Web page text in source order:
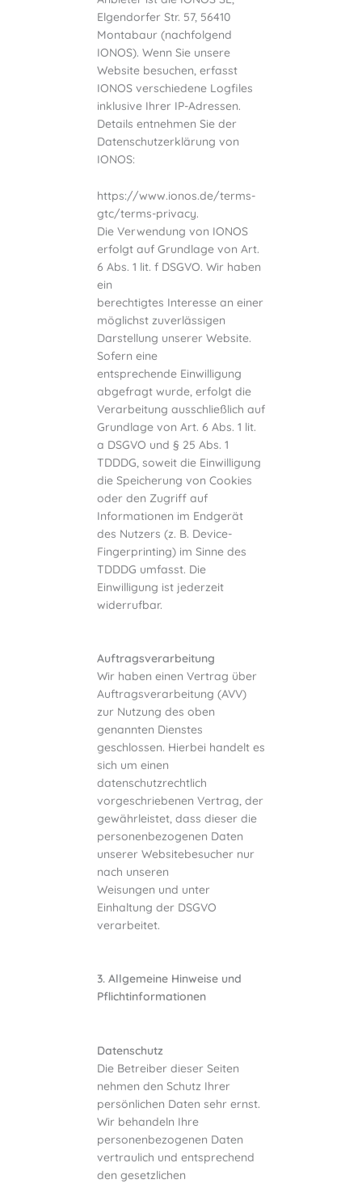
Elgendorfer Str. 57, 56410
Montabaur (nachfolgend
IONOS). Wenn Sie unsere
Website besuchen, erfasst
IONOS verschiedene Logfiles
inklusive Ihrer IP-Adressen.
Details entnehmen Sie der
Datenschutzerklärung von
IONOS:
https://www.ionos.de/terms-
gtc/terms-privacy.
Die Verwendung von IONOS
erfolgt auf Grundlage von Art.
6 Abs. 1 lit. f DSGVO. Wir haben
ein
berechtigtes Interesse an einer
möglichst zuverlässigen
Darstellung unserer Website.
Sofern eine
entsprechende Einwilligung
abgefragt wurde, erfolgt die
Verarbeitung ausschließlich auf
Grundlage von Art. 6 Abs. 1 lit.
a DSGVO und § 25 Abs. 1
TDDDG, soweit die Einwilligung
die Speicherung von Cookies
oder den Zugriff auf
Informationen im Endgerät
des Nutzers (z. B. Device-
Fingerprinting) im Sinne des
TDDDG umfasst. Die
Einwilligung ist jederzeit
widerrufbar.
Auftragsverarbeitung
Wir haben einen Vertrag über
Auftragsverarbeitung (AVV)
zur Nutzung des oben
genannten Dienstes
geschlossen. Hierbei handelt es
sich um einen
datenschutzrechtlich
vorgeschriebenen Vertrag, der
gewährleistet, dass dieser die
personenbezogenen Daten
unserer Websitebesucher nur
nach unseren
Weisungen und unter
Einhaltung der DSGVO
verarbeitet.
3. Allgemeine Hinweise und
Pflichtinformationen
Datenschutz
Die Betreiber dieser Seiten
nehmen den Schutz Ihrer
persönlichen Daten sehr ernst.
Wir behandeln Ihre
personenbezogenen Daten
vertraulich und entsprechend
den gesetzlichen